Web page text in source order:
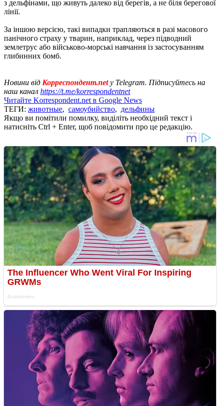
з дельфінами, що живуть далеко від берегів, а не біля берегової
лінії.
За іншою версією, такі випадки трапляються в разі масового
панічного страху у тварин, наприклад, через підводний
землетрус або військово-морські навчання із застосуванням
глибинних бомб.
Новини від Корреспондент.netу Telegram. Підписуйтесь на
наш канал https://t.me/korrespondentnet
Читайте Korrespondent.net в Google News
ТЕГИ: животные, самоубийство, дельфины
Якщо ви помітили помилку, виділіть необхідний текст і
натисніть Ctrl + Enter, щоб повідомити про це редакцію.